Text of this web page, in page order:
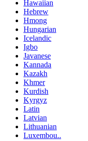
Hawaiian
Hebrew
Hmong
Hungarian
Icelandic
Igbo
Javanese
Kannada
Kazakh
Khmer
Kurdish
Kyrgyz
Latin
Latvian
Lithuanian
Luxembou..